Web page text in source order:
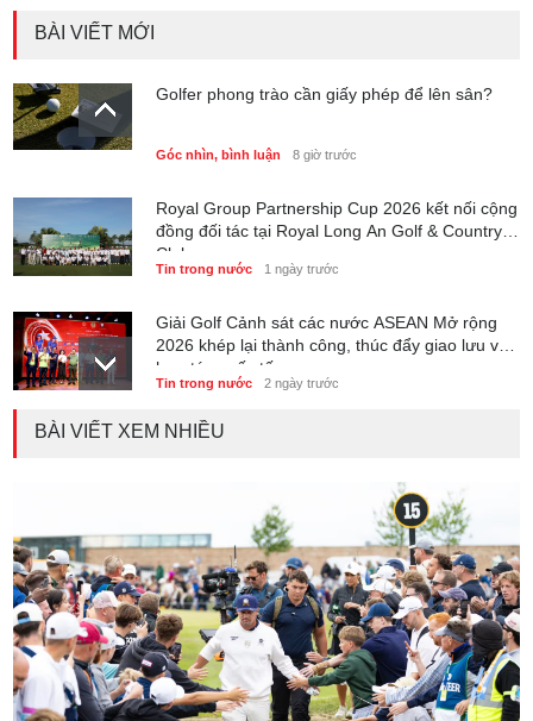
BÀI VIẾT MỚI
Golfer phong trào cần giấy phép để lên sân?
Góc nhìn, bình luận 8 giờ trước
Royal Group Partnership Cup 2026 kết nối cộng
đồng đối tác tại Royal Long An Golf & Country
Club
Tin trong nước 1 ngày trước
Giải Golf Cảnh sát các nước ASEAN Mở rộng
2026 khép lại thành công, thúc đẩy giao lưu và
hợp tác quốc tế
Tin trong nước 2 ngày trước
6 tháng đầu năm 2026 - Nam A Bank củng cố
BÀI VIẾT XEM NHIỀU